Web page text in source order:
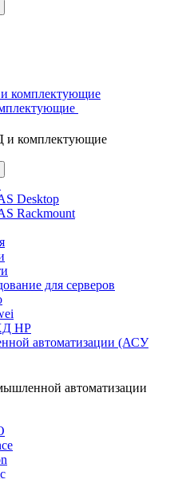
комплектующие
и комплектующие
Desktop
Rackmount
для серверов
HP
автоматизации (АСУ
автоматизации